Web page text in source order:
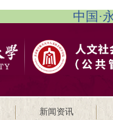
中国·
新闻资讯